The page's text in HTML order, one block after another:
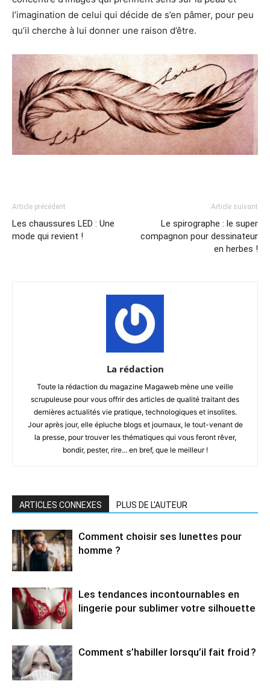
l’imagination de celui qui décide de s’en pâmer, pour peu
qu’il cherche à lui donner une raison d’être.
Article précédent
Les chaussures LED : Une
mode qui revient !
Article suivant
Le spirographe : le super
compagnon pour dessinateur
en herbes !
La rédaction
Toute la rédaction du magazine Magaweb mène une veille
scrupuleuse pour vous offrir des articles de qualité traitant des
dernières actualités vie pratique, technologiques et insolites.
Jour après jour, elle épluche blogs et journaux, le tout-venant de
la presse, pour trouver les thématiques qui vous feront rêver,
bondir, pester, rire... en bref, que le meilleur !
ARTICLES CONNEXES PLUS DE L'AUTEUR
Comment choisir ses lunettes pour
homme ?
Les tendances incontournables en
lingerie pour sublimer votre silhouette
Comment s’habiller lorsqu’il fait froid ?